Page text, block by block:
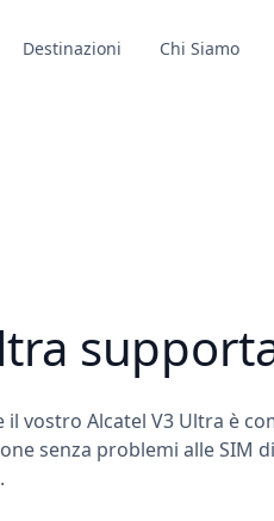
Destinazioni Chi Siamo
il vostro Alcatel V3 Ultra è
senza problemi alle SIM